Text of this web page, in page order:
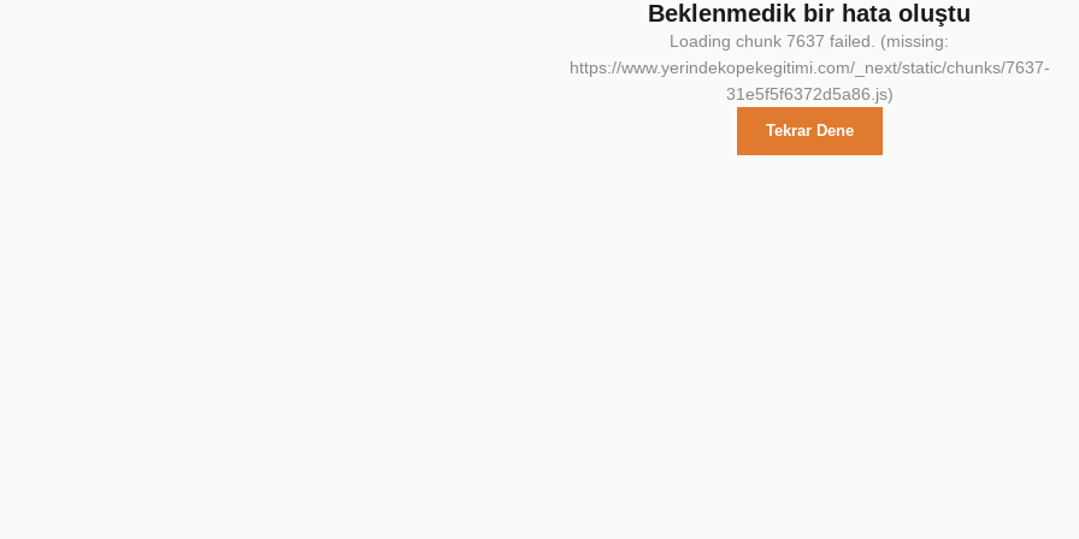
Beklenmedik bir hata oluştu
Loading chunk 7637 failed. (missing:
https://www.yerindekopekegitimi.com/_next/static/chunks/7637-
31e5f5f6372d5a86.js)
Tekrar Dene